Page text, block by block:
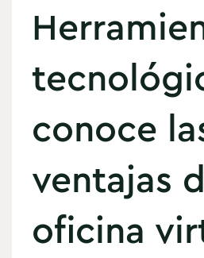
conoce
ventajas
oficina